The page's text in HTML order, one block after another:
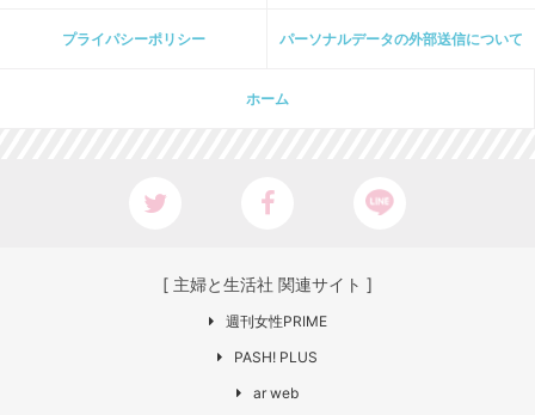
プライパシーポリシー パーソナルデータの外部送信について
ホーム
[ 主婦と生活社 関連サイト ]
週刊女性PRIME
PASH! PLUS
ar web